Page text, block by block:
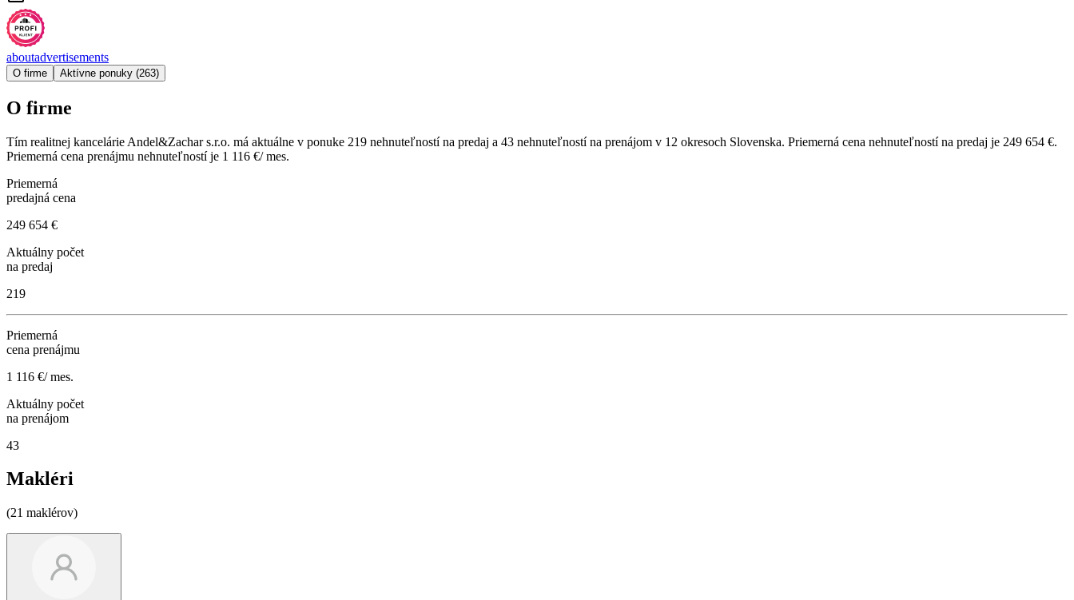
aboutadvertisements
O firme Aktívne ponuky (263)
O firme
Tím realitnej kancelárie Andel&Zachar s.r.o. má aktuálne v ponuke 219 nehnuteľnostína predaj a 43 nehnuteľnostína prenájom v 12 okresoch Slovenska. Priemerná cena nehnuteľností na predaj je 249 654 €.
Priemerná cena prenájmu nehnuteľností je 1 116 €/ mes.
Priemerná
predajná cena
249 654 €
Aktuálny počet
na predaj
219
Priemerná
cena prenájmu
1 116 €/ mes.
Aktuálny počet
na prenájom
43
Makléri
(21 maklérov)